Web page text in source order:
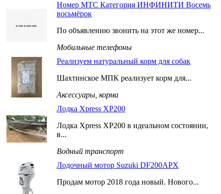
Номер МТС Категория ИНФИНИТИ Восемь
восьмёрок
По объявлению звонить на этот же номер...
Мобильные телефоны
Реализуем натуральный корм для собак
Шахтинское МПК реализует корм для...
Аксессуары, корма
Лодка Xpress XP200
Лодка Xpress XP200 в идеальном состоянии,
в...
Водный транспорт
Лодочный мотор Suzuki DF200APX
Продам мотор 2018 года новый. Нового...